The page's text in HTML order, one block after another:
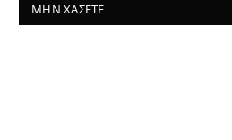
ΜΗΝ ΧΆΣΕΤΕ